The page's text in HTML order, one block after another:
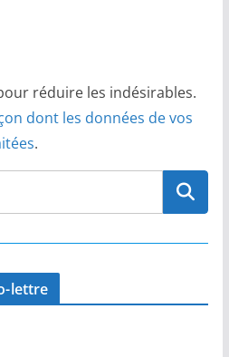
réduire les indésirables.
dont les données de vos
.
lettre